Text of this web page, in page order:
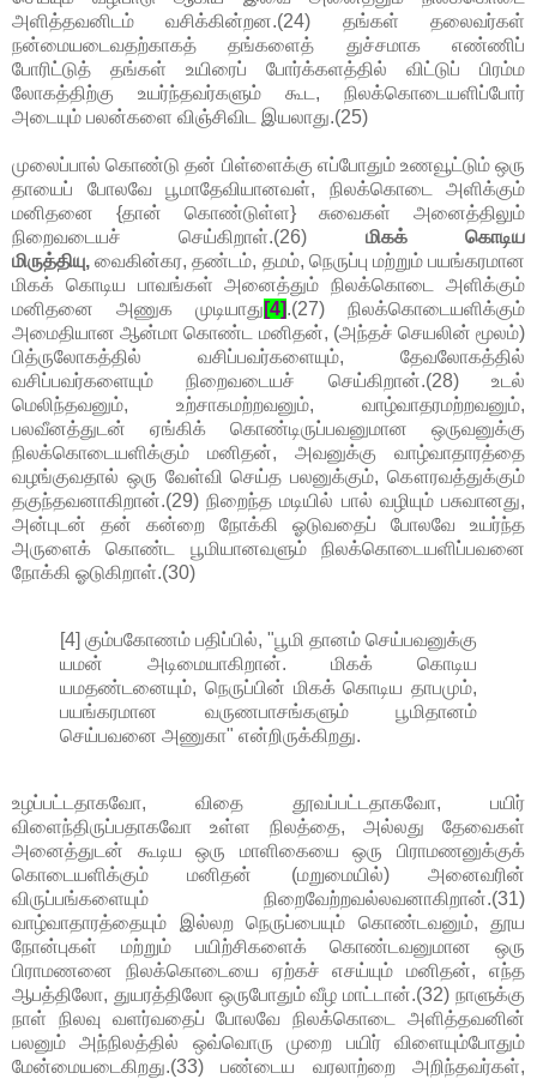
அளித்தவனிடம் வசிக்கின்றன.(24) தங்கள் தலைவர்கள்
நன்மையடைவதற்காகத் தங்களைத் துச்சமாக எண்ணிப்
போரிட்டுத் தங்கள் உயிரைப் போர்க்களத்தில் விட்டுப் பிரம்ம
லோகத்திற்கு உயர்ந்தவர்களும் கூட, நிலக்கொடையளிப்போர்
அடையும் பலன்களை விஞ்சிவிட இயலாது.(25)
முலைப்பால் கொண்டு தன் பிள்ளைக்கு எப்போதும் உணவூட்டும் ஒரு
தாயைப் போலவே பூமாதேவியானவள், நிலக்கொடை அளிக்கும்
மனிதனை {தான் கொண்டுள்ள} சுவைகள் அனைத்திலும்
நிறைவடையச் செய்கிறாள்.(26) மிகக் கொடிய
மிருத்தியு, வைகின்கர, தண்டம், தமம், நெருப்பு மற்றும் பயங்கரமான
மிகக் கொடிய பாவங்கள் அனைத்தும் நிலக்கொடை அளிக்கும்
மனிதனை அணுக முடியாது [4].(27) நிலக்கொடையளிக்கும்
அமைதியான ஆன்மா கொண்ட மனிதன், (அந்தச் செயலின் மூலம்)
பித்ருலோகத்தில் வசிப்பவர்களையும், தேவலோகத்தில்
வசிப்பவர்களையும் நிறைவடையச் செய்கிறான்.(28) உடல்
மெலிந்தவனும், உற்சாகமற்றவனும், வாழ்வாதரமற்றவனும்,
பலவீனத்துடன் ஏங்கிக் கொண்டிருப்பவனுமான ஒருவனுக்கு
நிலக்கொடையளிக்கும் மனிதன், அவனுக்கு வாழ்வாதாரத்தை
வழங்குவதால் ஒரு வேள்வி செய்த பலனுக்கும், கௌரவத்துக்கும்
தகுந்தவனாகிறான்.(29) நிறைந்த மடியில் பால் வழியும் பசுவானது,
அன்புடன் தன் கன்றை நோக்கி ஓடுவதைப் போலவே உயர்ந்த
அருளைக் கொண்ட பூமியானவளும் நிலக்கொடையளிப்பவனை
நோக்கி ஓடுகிறாள்.(30)
[4] கும்பகோணம் பதிப்பில், "பூமி தானம் செய்பவனுக்கு
யமன் அடிமையாகிறான். மிகக் கொடிய
யமதண்டனையும், நெருப்பின் மிகக் கொடிய தாபமும்,
பயங்கரமான வருணபாசங்களும் பூமிதானம்
செய்பவனை அணுகா" என்றிருக்கிறது.
உழப்பட்டதாகவோ, விதை தூவப்பட்டதாகவோ, பயிர்
விளைந்திருப்பதாகவோ உள்ள நிலத்தை, அல்லது தேவைகள்
அனைத்துடன் கூடிய ஒரு மாளிகையை ஒரு பிராமணனுக்குக்
கொடையளிக்கும் மனிதன் (மறுமையில்) அனைவரின்
விருப்பங்களையும் நிறைவேற்றவல்லவனாகிறான்.(31)
வாழ்வாதாரத்தையும் இல்லற நெருப்பையும் கொண்டவனும், தூய
நோன்புகள் மற்றும் பயிற்சிகளைக் கொண்டவனுமான ஒரு
பிராமணனை நிலக்கொடையை ஏற்கச் எசய்யும் மனிதன், எந்த
ஆபத்திலோ, துயரத்திலோ ஒருபோதும் வீழ மாட்டான்.(32) நாளுக்கு
நாள் நிலவு வளர்வதைப் போலவே நிலக்கொடை அளித்தவனின்
பலனும் அந்நிலத்தில் ஒவ்வொரு முறை பயிர் விளையும்போதும்
மேன்மையடைகிறது.(33) பண்டைய வரலாற்றை அறிந்தவர்கள்,